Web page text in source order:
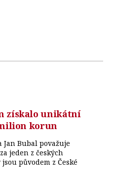
získalo unikátní
korun
Jan Bubal považuje
jeden z českých
původem z České